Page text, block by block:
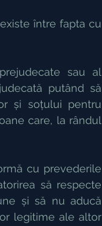
între fapta cu
sau al
putând să
și soțului pentru
care, la rândul
cu prevederile
să respecte
și să nu aducă
legitime ale altor